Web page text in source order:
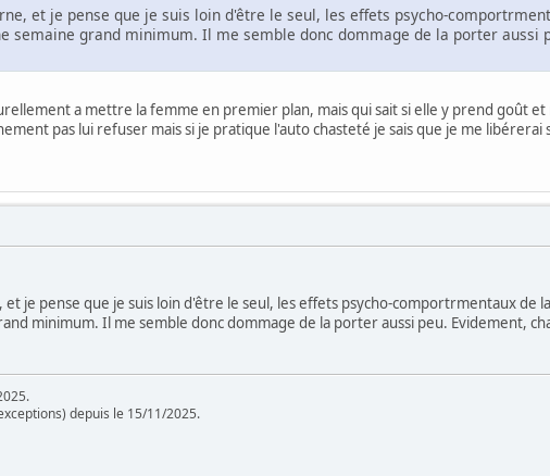
et je pense que je suis loin d'être le seul, les effets psycho-
semaine grand minimum. Il me semble donc dommage de la porter aussi
a mettre la femme en premier plan, mais qui sait si elle y prend goût
pas lui refuser mais si je pratique l'auto chasteté je sais que je me libérerai
et je pense que je suis loin d'être le seul, les effets psycho-comportrmentaux de
minimum. Il me semble donc dommage de la porter aussi peu. Evidement,
depuis le 15/11/2025.